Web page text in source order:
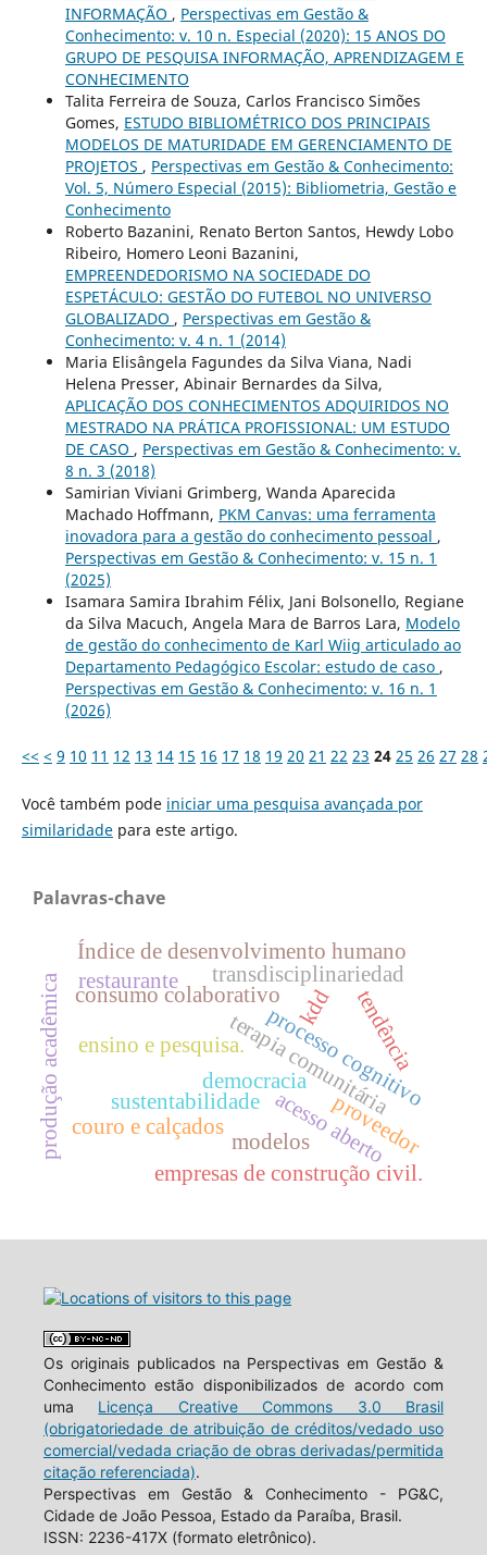
INFORMAÇÃO , Perspectivas em Gestão &
Conhecimento: v. 10 n. Especial (2020): 15 ANOS DO
GRUPO DE PESQUISA INFORMAÇÃO, APRENDIZAGEM E
CONHECIMENTO
Talita Ferreira de Souza, Carlos Francisco Simões
Gomes, ESTUDO BIBLIOMÉTRICO DOS PRINCIPAIS
MODELOS DE MATURIDADE EM GERENCIAMENTO DE
PROJETOS , Perspectivas em Gestão & Conhecimento:
Vol. 5, Número Especial (2015): Bibliometria, Gestão e
Conhecimento
Roberto Bazanini, Renato Berton Santos, Hewdy Lobo
Ribeiro, Homero Leoni Bazanini,
EMPREENDEDORISMO NA SOCIEDADE DO
ESPETÁCULO: GESTÃO DO FUTEBOL NO UNIVERSO
GLOBALIZADO , Perspectivas em Gestão &
Conhecimento: v. 4 n. 1 (2014)
Maria Elisângela Fagundes da Silva Viana, Nadi
Helena Presser, Abinair Bernardes da Silva,
APLICAÇÃO DOS CONHECIMENTOS ADQUIRIDOS NO
MESTRADO NA PRÁTICA PROFISSIONAL: UM ESTUDO
DE CASO , Perspectivas em Gestão & Conhecimento: v.
8 n. 3 (2018)
Samirian Viviani Grimberg, Wanda Aparecida
Machado Hoffmann, PKM Canvas: uma ferramenta
inovadora para a gestão do conhecimento pessoal ,
Perspectivas em Gestão & Conhecimento: v. 15 n. 1
(2025)
Isamara Samira Ibrahim Félix, Jani Bolsonello, Regiane
da Silva Macuch, Angela Mara de Barros Lara, Modelo
de gestão do conhecimento de Karl Wiig articulado ao
Departamento Pedagógico Escolar: estudo de caso ,
Perspectivas em Gestão & Conhecimento: v. 16 n. 1
(2026)
<< < 9 10 11 12 13 14 15 16 17 18 19 20 21 22 23 24 25 26 27 28
Você também pode iniciar uma pesquisa avançada por
similaridadepara este artigo.
Palavras-chave
processo cognitivo
consumo colaborativo
transdisciplinariedad
kdd
terapia comunitária
sustentabilidade
tendência
democracia
Índice de desenvolvimento humano
produção acadêmica ensino e pesquisa.
acesso aberto
couro e calçados
modelos
empresas de construção civil.
proveedor
restaurante
Os originais publicados na Perspectivas em Gestão &
Conhecimento estão disponibilizados de acordo com
uma Licença Creative Commons 3.0 Brasil
(obrigatoriedade de atribuição de créditos/vedado uso
comercial/vedada criação de obras derivadas/permitida
citação referenciada).
Perspectivas em Gestão & Conhecimento - PG&C,
Cidade de João Pessoa, Estado da Paraíba, Brasil.
ISSN: 2236-417X (formato eletrônico).